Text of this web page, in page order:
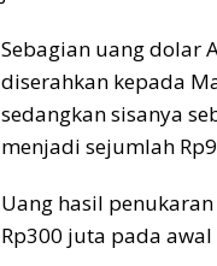
Sebagian uang dolar
diserahkan kepada
sedangkan sisanya
menjadi sejumlah
Uang hasil
Rp300 juta pada